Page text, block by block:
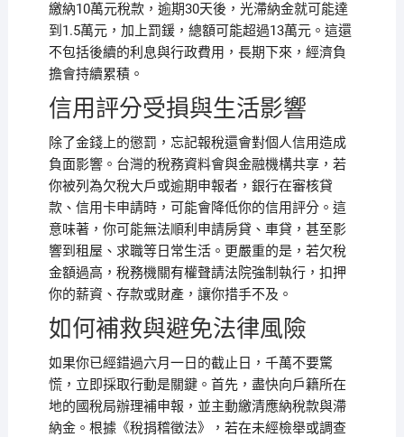
繳納10萬元稅款，逾期30天後，光滯納金就可能達
到1.5萬元，加上罰鍰，總額可能超過13萬元。這還
不包括後續的利息與行政費用，長期下來，經濟負
擔會持續累積。
信用評分受損與生活影響
除了金錢上的懲罰，忘記報稅還會對個人信用造成
負面影響。台灣的稅務資料會與金融機構共享，若
你被列為欠稅大戶或逾期申報者，銀行在審核貸
款、信用卡申請時，可能會降低你的信用評分。這
意味著，你可能無法順利申請房貸、車貸，甚至影
響到租屋、求職等日常生活。更嚴重的是，若欠稅
金額過高，稅務機關有權聲請法院強制執行，扣押
你的薪資、存款或財產，讓你措手不及。
如何補救與避免法律風險
如果你已經錯過六月一日的截止日，千萬不要驚
慌，立即採取行動是關鍵。首先，盡快向戶籍所在
地的國稅局辦理補申報，並主動繳清應納稅款與滯
納金。根據《稅捐稽徵法》，若在未經檢舉或調查